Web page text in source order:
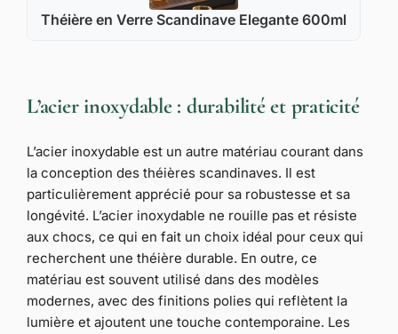
Théière en Verre Scandinave Elegante 600ml
L’acier inoxydable : durabilité et praticité
L’acier inoxydable est un autre matériau courant dans
la conception des théières scandinaves. Il est
particulièrement apprécié pour sa robustesse et sa
longévité. L’acier inoxydable ne rouille pas et résiste
aux chocs, ce qui en fait un choix idéal pour ceux qui
recherchent une théière durable. En outre, ce
matériau est souvent utilisé dans des modèles
modernes, avec des finitions polies qui reflètent la
lumière et ajoutent une touche contemporaine. Les